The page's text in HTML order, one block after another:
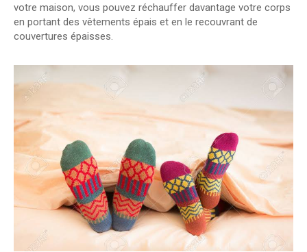
votre maison, vous pouvez réchauffer davantage votre corps
en portant des vêtements épais et en le recouvrant de
couvertures épaisses.